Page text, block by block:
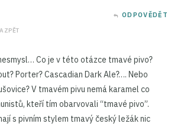
ODPOVĚDĚT
Co je v této otázce tmavé pivo?
Porter? Cascadian Dark Ale?…. Nebo
V tmavém pivu nemá karamel co
kteří tím obarvovali “tmavé pivo”.
s pivním stylem tmavý český ležák nic